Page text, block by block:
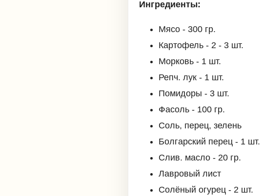
Ингредиенты:
Мясо - 300 гр.
Картофель - 2 - 3 шт.
Морковь - 1 шт.
Репч. лук - 1 шт.
Помидоры - 3 шт.
Фасоль - 100 гр.
Соль, перец, зелень
Болгарский перец - 1 шт.
Слив. масло - 20 гр.
Лавровый лист
Солёный огурец - 2 шт.